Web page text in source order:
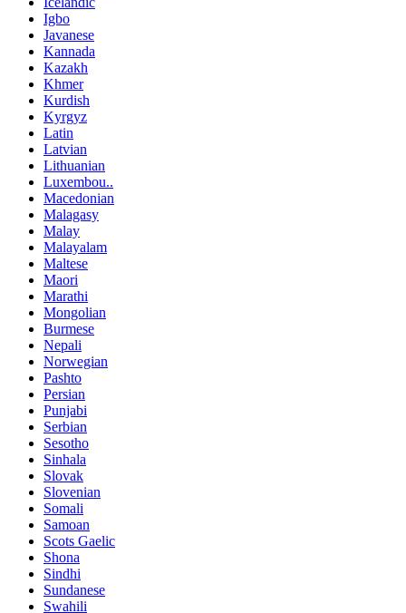
Igbo
Javanese
Kannada
Kazakh
Khmer
Kurdish
Kyrgyz
Latin
Latvian
Lithuanian
Luxembou..
Macedonian
Malagasy
Malay
Malayalam
Maltese
Maori
Marathi
Mongolian
Burmese
Nepali
Norwegian
Pashto
Persian
Punjabi
Serbian
Sesotho
Sinhala
Slovak
Slovenian
Somali
Samoan
Scots Gaelic
Shona
Sindhi
Sundanese
Swahili